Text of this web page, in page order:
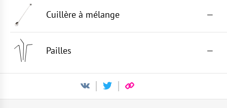
Cuillère à mélange —
Pailles —